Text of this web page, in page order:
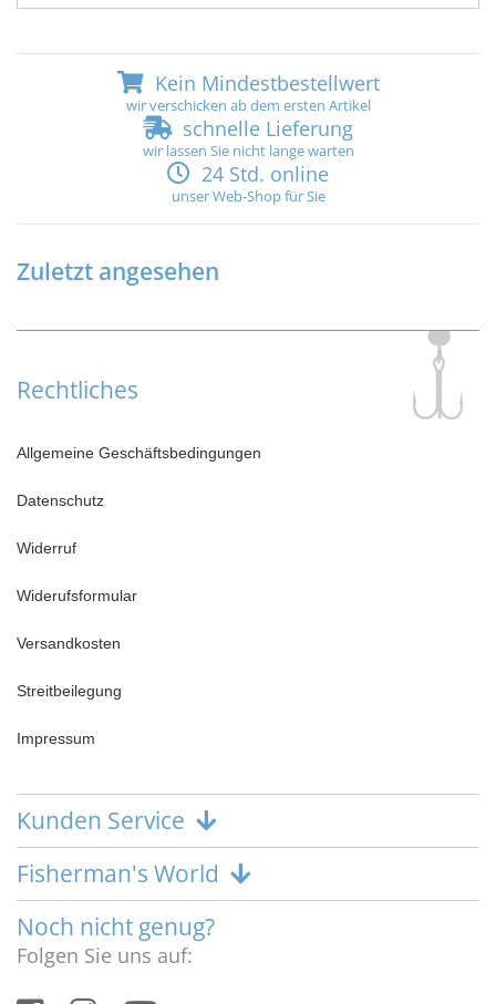
Kein Mindestbestellwert
wir verschicken ab dem ersten Artikel
schnelle Lieferung
wir lassen Sie nicht lange warten
24 Std. online
unser Web-Shop für Sie
Zuletzt angesehen
Rechtliches
Allgemeine Geschäftsbedingungen
Datenschutz
Widerruf
Widerufsformular
Versandkosten
Streitbeilegung
Impressum
Kunden Service
Fisherman's World
Noch nicht genug?
Folgen Sie uns auf: